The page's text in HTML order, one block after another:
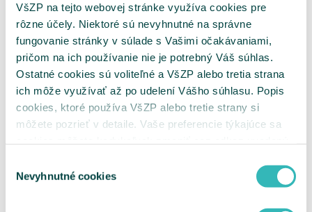
VšZP na tejto webovej stránke využíva cookies pre
rôzne účely. Niektoré sú nevyhnutné na správne
fungovanie stránky v súlade s Vašimi očakávaniami,
pričom na ich používanie nie je potrebný Váš súhlas.
Ostatné cookies sú voliteľné a VšZP alebo tretia strana
ich môže využívať až po udelení Vášho súhlasu. Popis
cookies, ktoré používa VšZP alebo tretie strany si
môžete pozrieť v detaile. Vaše preferencie týkajúce sa
súhlasu
Nevyhnutné cookies
Výkaz preddavkov zamestnávateľa
Výkaz preddavkov na poistné na verejné
zdravotné poistenie platiteľa dividend
Žiadosť o splátkový kalendár
Žiadosť o vrátenie poistného / Žiadosť o
preúčtovanie platby
Vyhľadanie príslušnosti k pobočke
Ukrajina
MenuBanner